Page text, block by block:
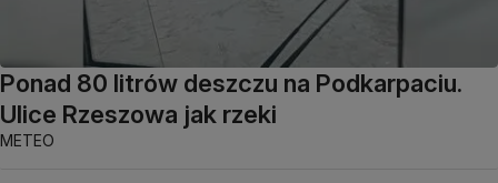
Ponad 80 litrów deszczu na Podkarpaciu.
Ulice Rzeszowa jak rzeki
METEO